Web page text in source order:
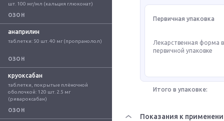
шт. 100 мг/мл (кальция глюконат)
ОЗОН
анаприлин
таблетки: 50 шт. 40 мг (пропранолол)
ОЗОН
круоксабан
таблетки, покрытые плёночной
оболочкой: 120 шт. 2.5 мг
(ривароксабан)
ОЗОН
Первичная упаковка
Лекарственная форма
первичной упаковке
Итого в упаковке:
Показания к